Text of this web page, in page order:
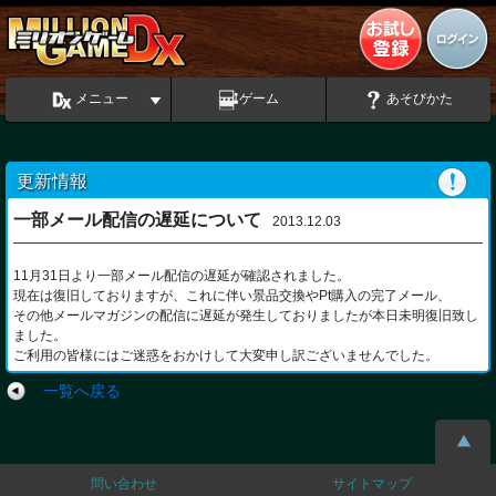
メニュー ゲーム あそびかた
更新情報
一部メール配信の遅延について 2013.12.03
11月31日より一部メール配信の遅延が確認されました。
現在は復旧しておりますが、これに伴い景品交換やPt購入の完了メール、
その他メールマガジンの配信に遅延が発生しておりましたが本日未明復旧致し
ました。
ご利用の皆様にはご迷惑をおかけして大変申し訳ございませんでした。
一覧へ戻る
問い合わせ サイトマップ